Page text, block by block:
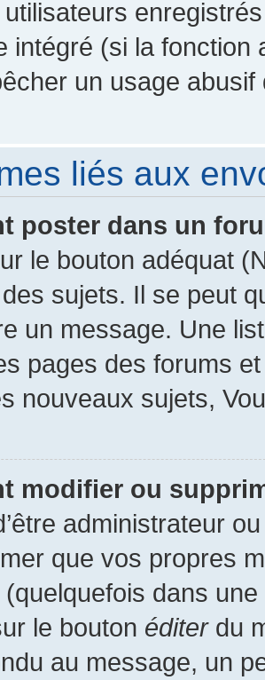
intégré (si la fonction
un usage
liés aux
poster dans un
le bouton adéquat
sujets. Il se peut
un message. Une
pages des forums
nouveaux sujets,
modifier ou
administrateur
que vos propres
dans
le bouton éditerdu
au message, un